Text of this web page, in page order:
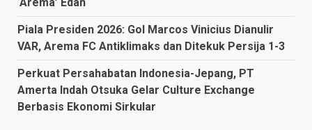
Piala Presiden 2026: Gol Marcos Vinicius Dianulir
VAR, Arema FC Antiklimaks dan Ditekuk Persija 1-3
Perkuat Persahabatan Indonesia-Jepang, PT
Amerta Indah Otsuka Gelar Culture Exchange
Berbasis Ekonomi Sirkular